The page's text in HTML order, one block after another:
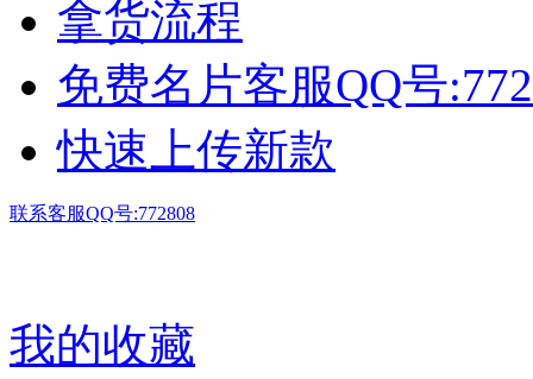
拿货流程
免费名片客服QQ号
快速上传新款
联系客服QQ号:772808
我的收藏